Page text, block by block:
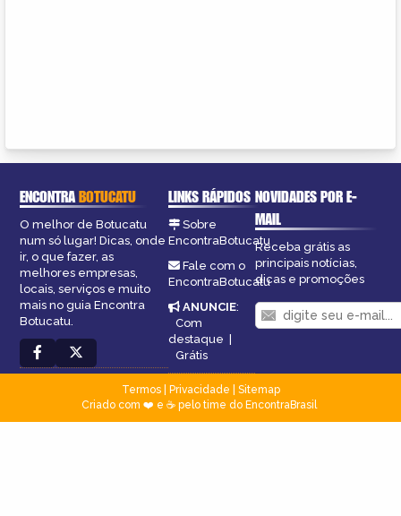
ENCONTRABOTUCATU
O melhor de Botucatu
num só lugar! Dicas, onde
ir, o que fazer, as
melhores empresas,
locais, serviços e muito
mais no guia Encontra
Botucatu.
LINKS RÁPIDOS
Sobre
EncontraBotucatu
Fale com o
EncontraBotucatu
ANUNCIE:
Com
destaque |
Grátis
NOVIDADES POR E-
MAIL
Receba grátis as
principais notícias,
dicas e promoções
Termos| Privacidade
Sitemap
Criado com ❤️ e ☕ pelo time do EncontraBrasil